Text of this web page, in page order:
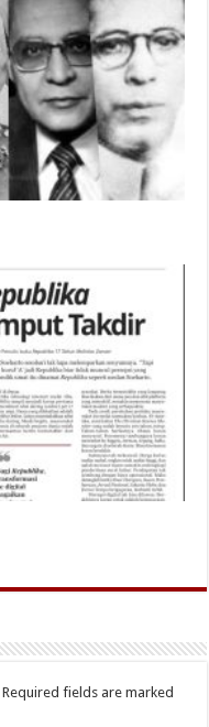
Required fields are marked